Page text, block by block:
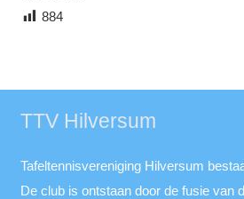
884
TTV Hilversum
Tafeltennisvereniging Hilversum
De club is ontstaan door de fusie van